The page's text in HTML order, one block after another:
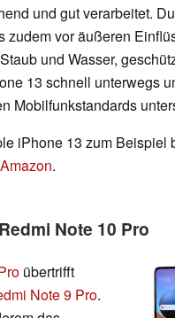
und gut verarbeitet.
zudem vor äußeren
und Wasser,
13 schnell unterwegs
Mobilfunkstandards
iPhone 13 zum Beispiel
Amazon.
Note 10 Pro
übertrifft
Note 9 Pro.